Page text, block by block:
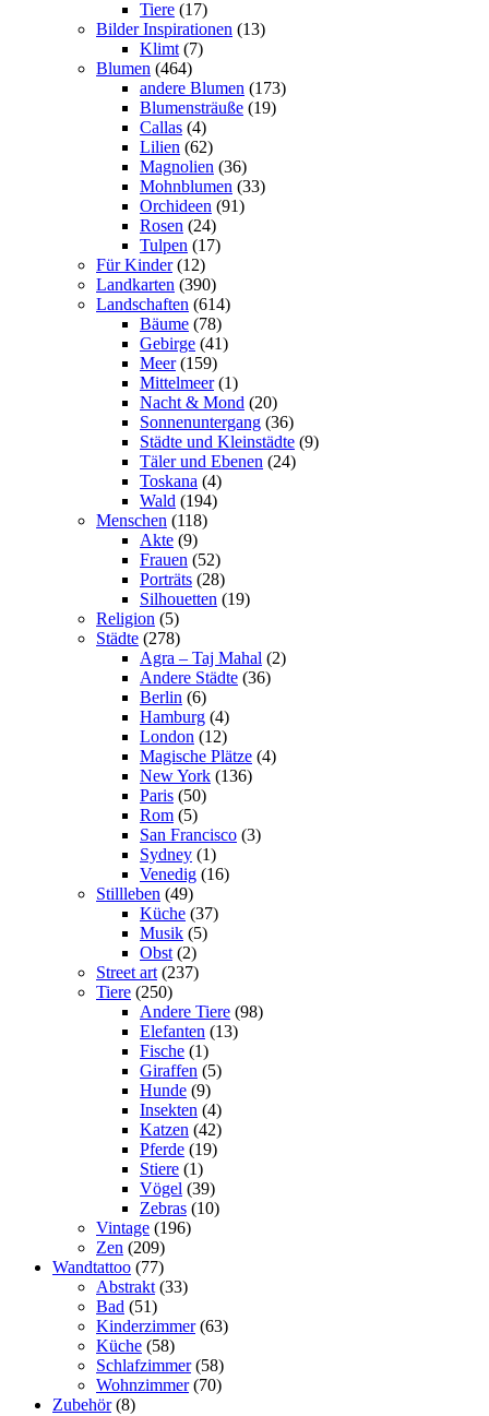
Tiere (17)
Bilder Inspirationen (13)
Klimt (7)
Blumen (464)
andere Blumen (173)
Blumensträuße (19)
Callas (4)
Lilien (62)
Magnolien (36)
Mohnblumen (33)
Orchideen (91)
Rosen (24)
Tulpen (17)
Für Kinder (12)
Landkarten (390)
Landschaften (614)
Bäume (78)
Gebirge (41)
Meer (159)
Mittelmeer (1)
Nacht & Mond (20)
Sonnenuntergang (36)
Städte und Kleinstädte (9)
Täler und Ebenen (24)
Toskana (4)
Wald (194)
Menschen (118)
Akte (9)
Frauen (52)
Porträts (28)
Silhouetten (19)
Religion (5)
Städte (278)
Agra – Taj Mahal (2)
Andere Städte (36)
Berlin (6)
Hamburg (4)
London (12)
Magische Plätze (4)
New York (136)
Paris (50)
Rom (5)
San Francisco (3)
Sydney (1)
Venedig (16)
Stillleben (49)
Küche (37)
Musik (5)
Obst (2)
Street art (237)
Tiere (250)
Andere Tiere (98)
Elefanten (13)
Fische (1)
Giraffen (5)
Hunde (9)
Insekten (4)
Katzen (42)
Pferde (19)
Stiere (1)
Vögel (39)
Zebras (10)
Vintage (196)
Zen (209)
Wandtattoo (77)
Abstrakt (33)
Bad (51)
Kinderzimmer (63)
Küche (58)
Schlafzimmer (58)
Wohnzimmer (70)
Zubehör (8)